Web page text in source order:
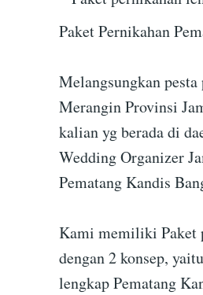
Paket Pernikahan
Melangsungkan
Merangin Provinsi
kalian yg berada di
Wedding Organizer
Pematang Kandis
Kami memiliki Paket
dengan 2 konsep,
lengkap Pematang